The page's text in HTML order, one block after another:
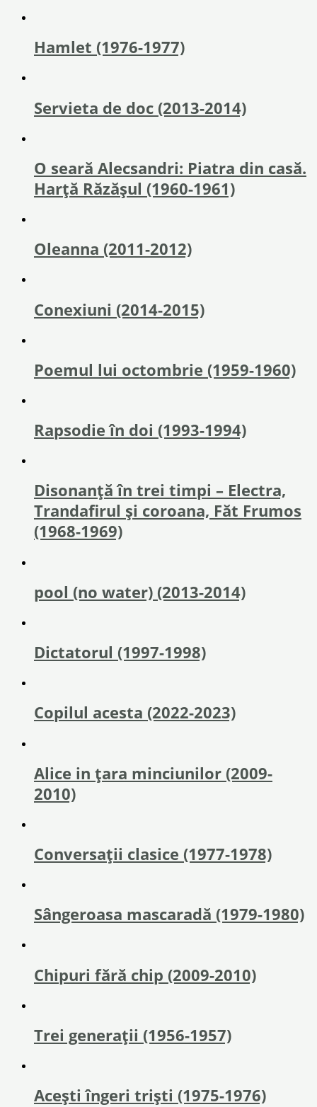
Hamlet (1976-1977)
Servieta de doc (2013-2014)
O seară Alecsandri: Piatra din casă.
Harță Răzăşul (1960-1961)
Oleanna (2011-2012)
Conexiuni (2014-2015)
Poemul lui octombrie (1959-1960)
Rapsodie în doi (1993-1994)
Disonanță în trei timpi – Electra,
Trandafirul și coroana, Făt Frumos
(1968-1969)
pool (no water) (2013-2014)
Dictatorul (1997-1998)
Copilul acesta (2022-2023)
Alice in ţara minciunilor (2009-
2010)
Conversații clasice (1977-1978)
Sângeroasa mascaradă (1979-1980)
Chipuri fără chip (2009-2010)
Trei generaţii (1956-1957)
Acești îngeri triști (1975-1976)